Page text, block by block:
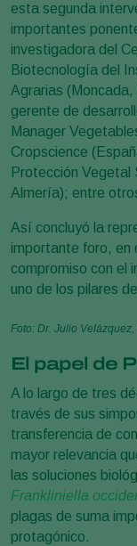
esta segunda
importantes
investigadora del
Biotecnología del
Agrarias
gerente de
Manager
Cropscience
Protección Vegetal
Almería); entre
Así concluyó la
importante foro, en
compromiso con el
uno de los pilares
Foto: Dr. Julio
El papel de
A lo largo de tres
través de sus
transferencia de
mayor relevancia
las soluciones
Frankliniella
plagas de suma
protagónico.